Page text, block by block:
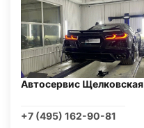
Автосервис Щелковская
+7 (495) 162-90-81